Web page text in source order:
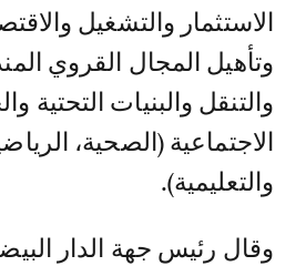
الاستثمار والتشغيل
وتأهيل المجال القروي
والتنقل والبنيات التحتية
الاجتماعية (الصحية،
والتعليمية).
وقال رئيس جهة الدار